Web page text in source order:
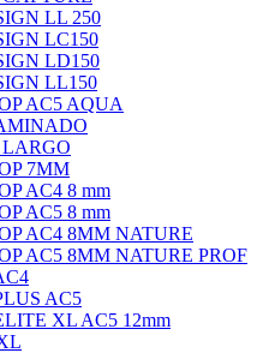
LL 250
LC150
LD150
LL150
AC5 AQUA
7MM
AC4 8 mm
AC5 8 mm
AC4 8MM NATURE
AC5 8MM NATURE PROF
AC5
XL AC5 12mm